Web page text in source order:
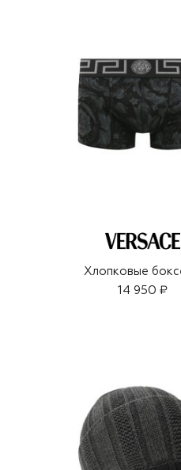
Хлопковые
14 950 ₽